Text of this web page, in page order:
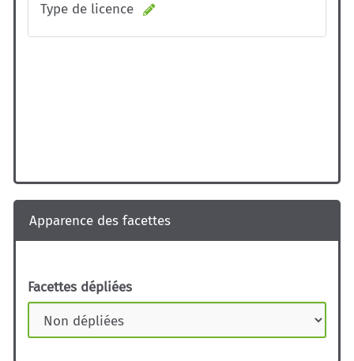
Type de licence
Apparence des facettes
Facettes dépliées